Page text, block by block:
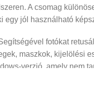
A csomag
jól használható
fotókat
maszkok, kijelölési
verzió, amely nem